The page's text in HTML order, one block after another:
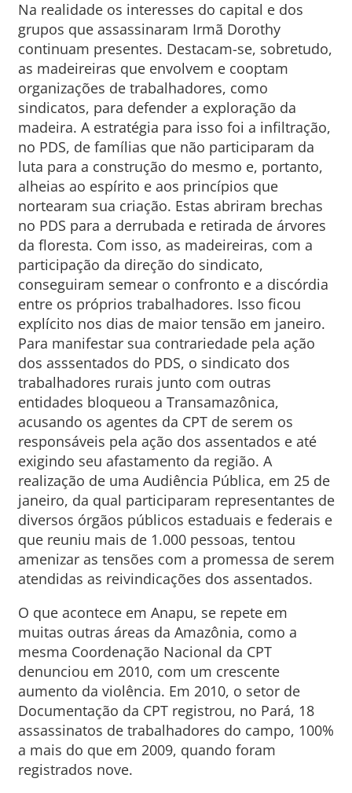
Na realidade os interesses do capital e dos
grupos que assassinaram Irmã Dorothy
continuam presentes. Destacam-se, sobretudo,
as madeireiras que envolvem e cooptam
organizações de trabalhadores, como
sindicatos, para defender a exploração da
madeira. A estratégia para isso foi a infiltração,
no PDS, de famílias que não participaram da
luta para a construção do mesmo e, portanto,
alheias ao espírito e aos princípios que
nortearam sua criação. Estas abriram brechas
no PDS para a derrubada e retirada de árvores
da floresta. Com isso, as madeireiras, com a
participação da direção do sindicato,
conseguiram semear o confronto e a discórdia
entre os próprios trabalhadores. Isso ficou
explícito nos dias de maior tensão em janeiro.
Para manifestar sua contrariedade pela ação
dos asssentados do PDS, o sindicato dos
trabalhadores rurais junto com outras
entidades bloqueou a Transamazônica,
acusando os agentes da CPT de serem os
responsáveis pela ação dos assentados e até
exigindo seu afastamento da região. A
realização de uma Audiência Pública, em 25 de
janeiro, da qual participaram representantes de
diversos órgãos públicos estaduais e federais e
que reuniu mais de 1.000 pessoas, tentou
amenizar as tensões com a promessa de serem
atendidas as reivindicações dos assentados.
O que acontece em Anapu, se repete em
muitas outras áreas da Amazônia, como a
mesma Coordenação Nacional da CPT
denunciou em 2010, com um crescente
aumento da violência. Em 2010, o setor de
Documentação da CPT registrou, no Pará, 18
assassinatos de trabalhadores do campo, 100%
a mais do que em 2009, quando foram
registrados nove.